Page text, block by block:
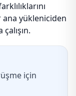
yükleniciden
için